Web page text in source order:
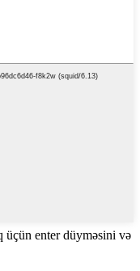
üçün enter düyməsini və